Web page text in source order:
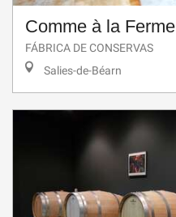
Comme à la Ferme
FÁBRICA DE CONSERVAS
Salies-de-Béarn